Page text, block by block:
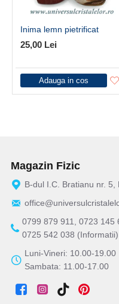
Inima lemn pietrificat
25,00 Lei
Adauga in cos
Magazin Fizic
B-dul I.C. Bratianu nr. 5,
0799 879 911, 0723 145
0725 542 038 (Informatii)
Luni-Vineri: 10.00-19.00
Sambata: 11.00-17.00